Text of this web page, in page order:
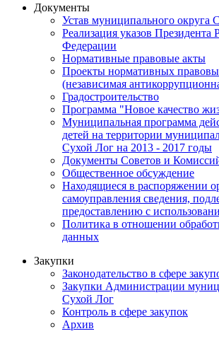
Документы
Устав муниципального округа
Реализация указов Президента
Федерации
Нормативные правовые акты
Проекты нормативных
(независимая
Градостроительство
Программа "Новое качество
Муниципальная программа
детей на территории
Сухой Лог на 2013 - 2017 годы
Документы Советов и
Общественное обсуждение
Находящиеся в распоряжении
самоуправления сведения,
предоставлению с
Политика в отношении
данных
Закупки
Законодательство в сфере
Закупки Администрации
Сухой Лог
Контроль в сфере закупок
Архив